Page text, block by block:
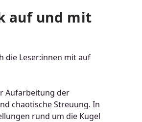
auf und mit
die Leser:innen mit auf
Aufarbeitung der
chaotische Streuung. In
rund um die Kugel